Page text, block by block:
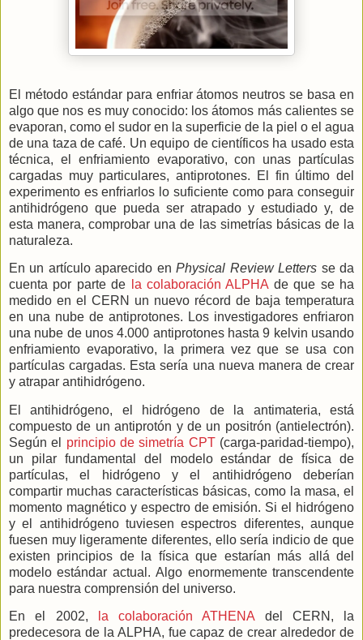
El método estándar para enfriar átomos neutros se basa en
algo que nos es muy conocido: los átomos más calientes se
evaporan, como el sudor en la superficie de la piel o el agua
de una taza de café. Un equipo de científicos ha usado esta
técnica, el enfriamiento evaporativo, con unas partículas
cargadas muy particulares, antiprotones. El fin último del
experimento es enfriarlos lo suficiente como para conseguir
antihidrógeno que pueda ser atrapado y estudiado y, de
esta manera, comprobar una de las simetrías básicas de la
naturaleza.
En un artículo aparecido enPhysical Review Letters se da
cuenta por parte de
la colaboración ALPHA de que se ha
medido en el CERN un nuevo récord de baja temperatura
en una nube de antiprotones. Los investigadores enfriaron
una nube de unos 4.000 antiprotones hasta 9 kelvin usando
enfriamiento evaporativo, la primera vez que se usa con
partículas cargadas. Esta sería una nueva manera de crear
y atrapar antihidrógeno.
El antihidrógeno, el hidrógeno de la antimateria, está
compuesto de un antiprotón y de un positrón (antielectrón).
Según el principio de simetría CPT(carga-paridad-tiempo),
un pilar fundamental del modelo estándar de física de
partículas, el hidrógeno y el antihidrógeno deberían
compartir muchas características básicas, como la masa, el
momento magnético y espectro de emisión. Si el hidrógeno
y el antihidrógeno tuviesen espectros diferentes, aunque
fuesen muy ligeramente diferentes, ello sería indicio de que
existen principios de la física que estarían más allá del
modelo estándar actual.Algo enormemente transcendente
para nuestra comprensión del universo.
En el 2002, la colaboración ATHENA del CERN, la
predecesora de la ALPHA, fue capaz de crear alrededor de